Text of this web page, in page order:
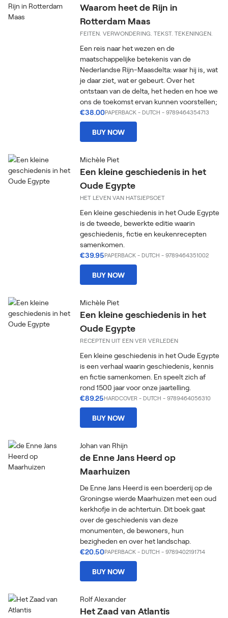
Waarom heet de Rijn in
Rotterdam Maas
FEITEN. VERWONDERING. TEKST. TEKENINGEN.
Een reis naar het wezen en de
maatschappelijke betekenis van de
Nederlandse Rijn-Maasdelta: waar hij is, wat
je daar ziet, wat er gebeurt. Over het
ontstaan van de delta, het heden en hoe we
ons de toekomst ervan kunnen voorstellen;
€38.00PAPERBACK - DUTCH - 9789464354713
BUY NOW
Michèle Piet
Een kleine geschiedenis in het
Oude Egypte
HET LEVEN VAN HATSJEPSOET
Een kleine geschiedenis in het Oude Egypte
is de tweede, bewerkte editie waarin
geschiedenis, fictie en keukenrecepten
samenkomen.
€39.95PAPERBACK - DUTCH - 9789464351002
BUY NOW
Michèle Piet
Een kleine geschiedenis in het
Oude Egypte
RECEPTEN UIT EEN VER VERLEDEN
Een kleine geschiedenis in het Oude Egypte
is een verhaal waarin geschiedenis, kennis
en fictie samenkomen. En speelt zich af
rond 1500 jaar voor onze jaartelling.
€89.25HARDCOVER - DUTCH - 9789464056310
BUY NOW
Johan van Rhijn
de Enne Jans Heerd op
Maarhuizen
De Enne Jans Heerd is een boerderij op de
Groningse wierde Maarhuizen met een oud
kerkhofje in de achtertuin. Dit boek gaat
over de geschiedenis van deze
monumenten, de bewoners, hun
bezigheden en over het landschap.
€20.50PAPERBACK - DUTCH - 9789402191714
BUY NOW
Rolf Alexander
Het Zaad van Atlantis